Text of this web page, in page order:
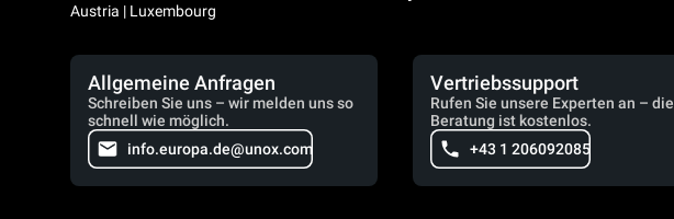
Austria | Luxembourg
Allgemeine Anfragen
Schreiben Sie uns – wir melden uns so
schnell wie möglich.
info.europa.de@unox.com
Vertriebssupport
Rufen Sie unsere Experten an – die
Beratung ist kostenlos.
+43 1 206092085